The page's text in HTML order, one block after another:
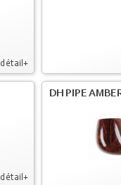
détail+
détail+
DH PIPE